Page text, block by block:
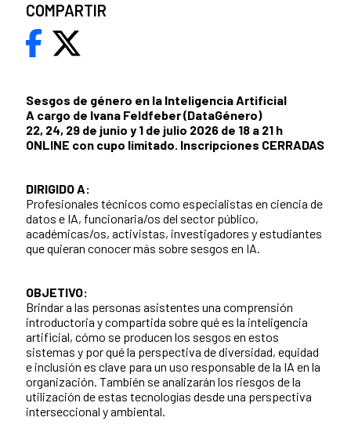
Sesgos de género en la Inteligencia Artificial
A cargo de Ivana Feldfeber (DataGénero)
22, 24, 29 de junio y 1 de julio 2026 de 18 a 21 h
ONLINE con cupo limitado. Inscripciones CERRADAS
DIRIGIDO A:
Profesionales técnicos como especialistas en ciencia de
datos e IA, funcionaria/os del sector público,
académicas/os, activistas, investigadores y estudiantes
que quieran conocer más sobre sesgos en IA.
OBJETIVO:
Brindar a las personas asistentes una comprensión
introductoria y compartida sobre qué es la inteligencia
artificial, cómo se producen los sesgos en estos
sistemas y por qué la perspectiva de diversidad, equidad
e inclusión es clave para un uso responsable de la IA en la
organización. También se analizarán los riesgos de la
utilización de estas tecnologías desde una perspectiva
interseccional y ambiental.
COMPARTIR